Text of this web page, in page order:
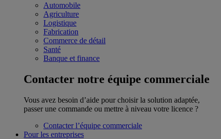
Automobile
Agriculture
Logistique
Fabrication
Commerce de détail
Santé
Banque et finance
Contacter notre équipe commerciale
Vous avez besoin d’aide pour choisir la solution adaptée,
passer une commande ou mettre à niveau votre licence ?
Contacter l’équipe commerciale
Pour les entreprises